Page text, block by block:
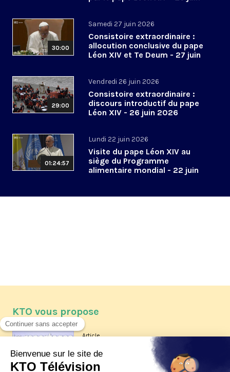
30:00
Samedi 27 juin 2026
Consistoire extraordinaire :
allocution conclusive du pape
Léon XIV et Te Deum - 27 juin
29:00
Vendredi 26 juin 2026
Consistoire extraordinaire :
discours introductif du pape
Léon XIV - 26 juin 2026
01:24:57
Lundi 22 juin 2026
Visite du pape Léon XIV au
siège du Programme
alimentaire mondial - 22 juin
KTO vous propose
Article
Les reportages d'été 2026 de KTO